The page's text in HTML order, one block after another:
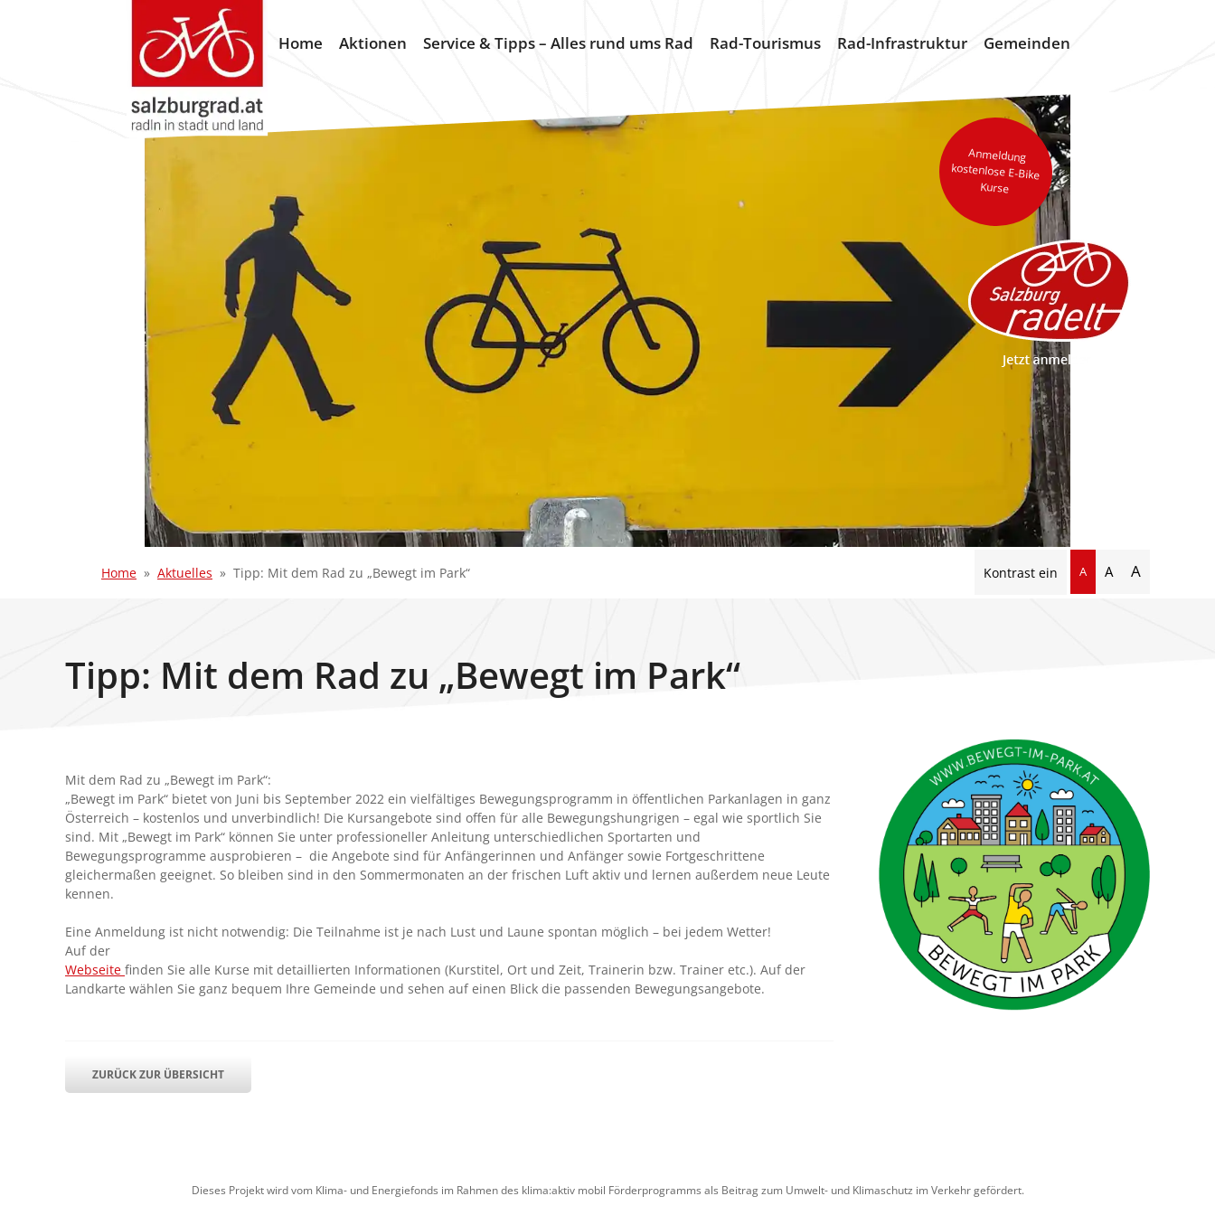
Home Aktionen Service & Tipps – Alles rund ums Rad Rad-Tourismus Rad-Infrastruktur Gemeinden
Anmeldung
kostenlose E-Bike
Kurse
Home Aktuelles Tipp: Mit dem Rad zu „Bewegt im Park“ Kontrast ein A A A
Tipp: Mit dem Rad zu „Bewegt im Park“
Mit dem Rad zu „Bewegt im Park“:
„Bewegt im Park“ bietet von Juni bis September 2022 ein vielfältiges Bewegungsprogramm in öffentlichen Parkanlagen in ganz
Österreich – kostenlos und unverbindlich! Die Kursangebote sind offen für alle Bewegungshungrigen – egal wie sportlich Sie
sind. Mit „Bewegt im Park“ können Sie unter professioneller Anleitung unterschiedlichen Sportarten und
Bewegungsprogramme ausprobieren – die Angebote sind für Anfängerinnen und Anfänger sowie Fortgeschrittene
gleichermaßen geeignet. So bleiben sind in den Sommermonaten an der frischen Luft aktiv und lernen außerdem neue Leute
kennen.
Eine Anmeldung ist nicht notwendig: Die Teilnahme ist je nach Lust und Laune spontan möglich – bei jedem Wetter!
Auf der
Webseite finden Sie alle Kurse mit detaillierten Informationen (Kurstitel, Ort und Zeit, Trainerin bzw. Trainer etc.). Auf der
Landkarte wählen Sie ganz bequem Ihre Gemeinde und sehen auf einen Blick die passenden Bewegungsangebote.
ZURÜCK ZUR ÜBERSICHT
Dieses Projekt wird vom Klima- und Energiefonds im Rahmen des klima:aktiv mobil Förderprogramms als Beitrag zum Umwelt- und Klimaschutz im Verkehr gefördert.